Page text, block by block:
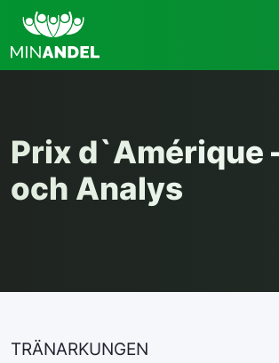
Prix d`Amérique
och Analys
TRÄNARKUNGEN